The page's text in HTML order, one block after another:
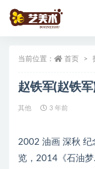
当前位置： 首页
赵铁军(赵铁军
其他 3 年前
2002 油画 深秋 纪
览，2014《石油